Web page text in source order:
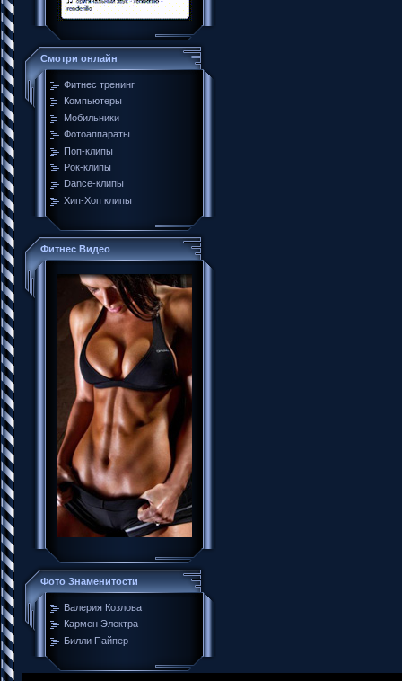
Смотри онлайн
Фитнес тренинг
Компьютеры
Мобильники
Фотоаппараты
Поп-клипы
Рок-клипы
Dance-клипы
Хип-Хоп клипы
Фитнес Видео
Фото Знаменитости
Валерия Козлова
Кармен Электра
Билли Пайпер